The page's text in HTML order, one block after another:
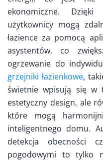
ekonomiczne.
użytkownicy mogą
łazience za pomocą
asystentów, co
ogrzewanie do
grzejniki łazienkowe,
świetnie wpisują się
estetyczny design, ale
które mogą
inteligentnego domu.
detekcja obecności
pogodowymi to tylko